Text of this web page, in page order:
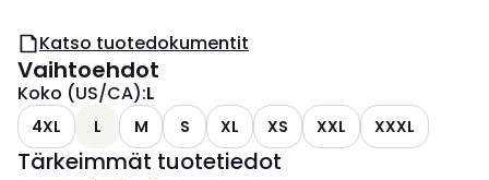
Katso tuotedokumentit
Vaihtoehdot
Koko (US/CA):L
4XL L M S XL XS XXL XXXL
Tärkeimmät tuotetiedot